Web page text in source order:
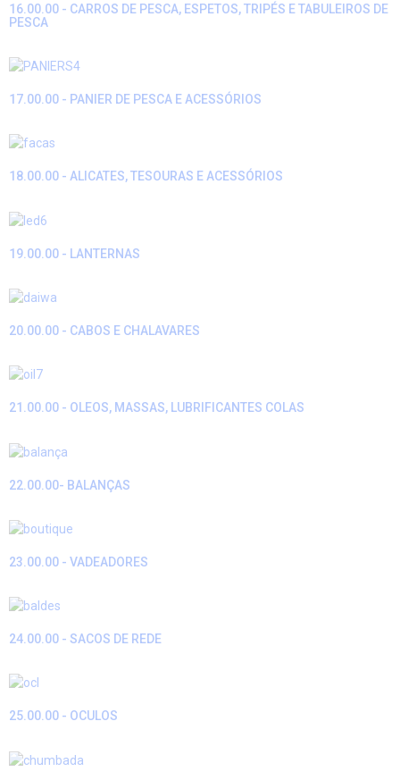
16.00.00 - CARROS DE PESCA, ESPETOS, TRIPÉS E TABULEIROS DE
PESCA
17.00.00 - PANIER DE PESCA E ACESSÓRIOS
18.00.00 - ALICATES, TESOURAS E ACESSÓRIOS
19.00.00 - LANTERNAS
20.00.00 - CABOS E CHALAVARES
21.00.00 - OLEOS, MASSAS, LUBRIFICANTES COLAS
22.00.00- BALANÇAS
23.00.00 - VADEADORES
24.00.00 - SACOS DE REDE
25.00.00 - OCULOS